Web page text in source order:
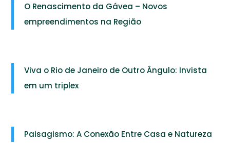
O Renascimento da Gávea – Novos
empreendimentos na Região
Viva o Rio de Janeiro de Outro Ângulo: Invista
em um triplex
Paisagismo: A Conexão Entre Casa e Natureza